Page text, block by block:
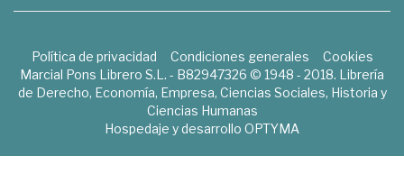
Política de privacidad Condiciones generales
Cookies
Marcial Pons Librero S.L. - B82947326 © 1948 - 2018. Librería
de Derecho, Economía, Empresa, Ciencias Sociales, Historia y
Ciencias Humanas
Hospedaje y desarrollo OPTYMA